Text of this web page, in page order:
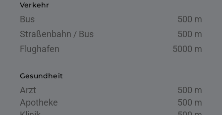
Verkehr
Bus
500 m
Straßenbahn / Bus
500 m
Flughafen
5000 m
Gesundheit
Arzt
500 m
Apotheke
500 m